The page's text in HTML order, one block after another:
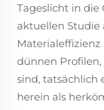
Tageslicht in die
aktuellen Studie
dünnen
sind, tatsächlich
herein als